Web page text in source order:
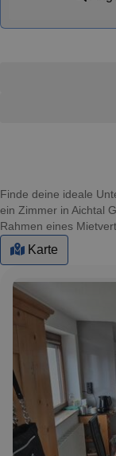
Finde deine ideale
ein Zimmer in Aichtal
Rahmen eines
Karte